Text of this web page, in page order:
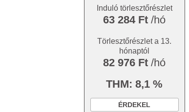
Induló törlesztőrészlet
63 284 Ft/hó
Törlesztőrészlet a 13.
hónaptól
82 976 Ft/hó
THM: 8,1 %
ÉRDEKEL